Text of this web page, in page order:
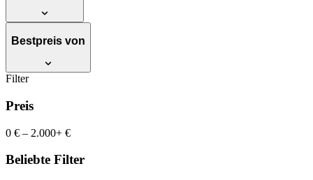
Bestpreis von
Filter
Preis
0 € – 2.000+ €
Beliebte Filter